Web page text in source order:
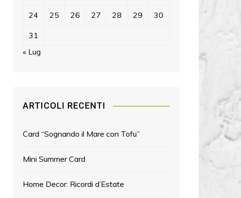
24 25 26 27 28 29 30
31
« Lug
ARTICOLI RECENTI
Card “Sognando il Mare con Tofu”
Mini Summer Card
Home Decor: Ricordi d’Estate